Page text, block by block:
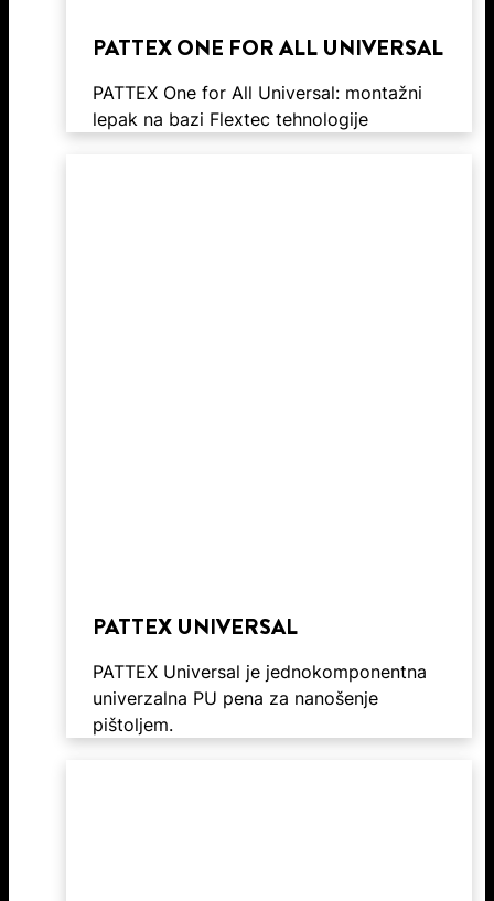
PATTEX ONE FOR ALL UNIVERSAL
PATTEX One for All Universal: montažni
lepak na bazi Flextec tehnologije
PATTEX UNIVERSAL
PATTEX Universal je jednokomponentna
univerzalna PU pena za nanošenje
pištoljem.